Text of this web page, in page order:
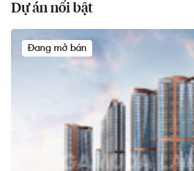
Dự án nổi bật
Đang mở bán